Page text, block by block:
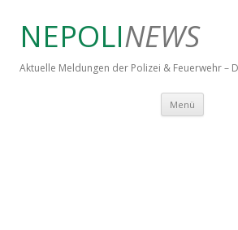
NEPOLINEWS
Aktuelle Meldungen der Polizei & Feuerwehr –
Menü